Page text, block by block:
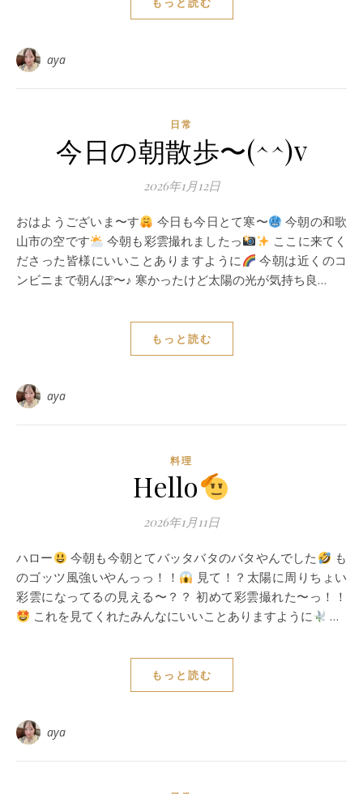
aya
日常
今日の朝散歩〜(^^)v
2026年1月12日
おはようございま〜す 今日も今日とて寒〜
今朝の和歌
山市の空です
今朝も彩雲撮れましたっ
ここに来てく
ださった皆様にいいことありますように
今朝は近くのコ
ンビニまで朝んぽ〜♪ 寒かったけど太陽の光が気持ち良…
もっと読む
aya
料理
Hello
2026年1月11日
ハロー 今朝も今朝とてバッタバタのバタやんでした
も
のゴッツ風強いやんっっ！！
見て！？太陽に周りちょい
彩雲になってるの見える〜？？ 初めて彩雲撮れた〜っ！！
これを見てくれたみんなにいいことありますように
…
もっと読む
aya